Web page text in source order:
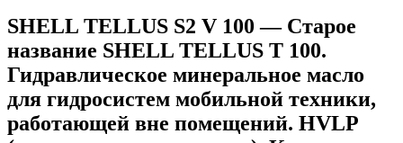
SHELL TELLUS S2 V 100 — Старое
название SHELL TELLUS T 100.
Гидравлическое минеральное масло
для гидросистем мобильной техники,
работающей вне помещений. HVLP